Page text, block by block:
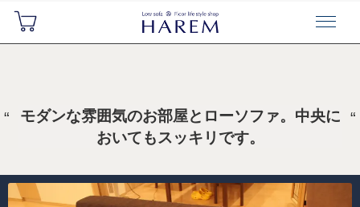
モダンな雰囲気のお部屋とローソファ。中央に
おいてもスッキリです。